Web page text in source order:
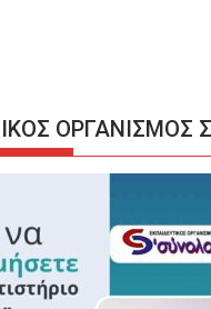
ΟΡΓΑΝΙΣΜΟΣ